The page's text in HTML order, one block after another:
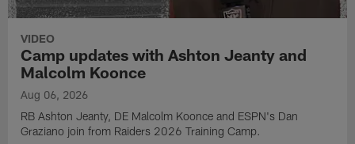
VIDEO
Camp updates with Ashton Jeanty and
Malcolm Koonce
Aug 06, 2026
RB Ashton Jeanty, DE Malcolm Koonce and ESPN's Dan
Graziano join from Raiders 2026 Training Camp.